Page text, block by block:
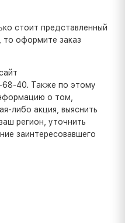
стоит представленный
оформите заказ
40. Также по этому
о том,
либо акция, выяснить
регион, уточнить
заинтересовавшего